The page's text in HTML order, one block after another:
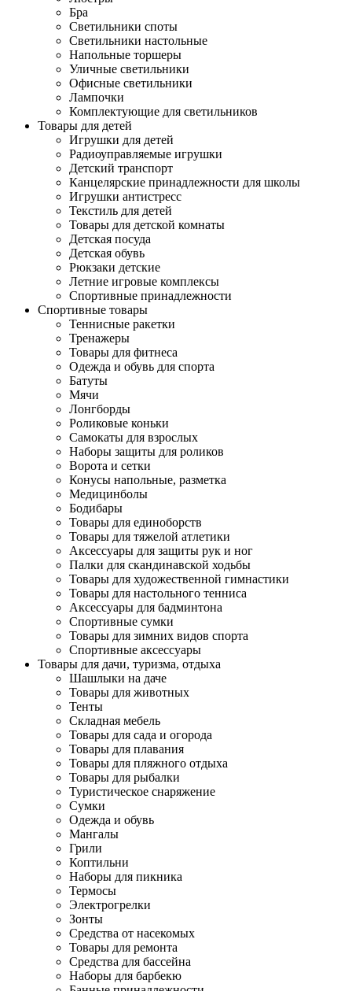
Бра
Светильники споты
Светильники настольные
Напольные торшеры
Уличные светильники
Офисные светильники
Лампочки
Комплектующие для светильников
Товары для детей
Игрушки для детей
Радиоуправляемые игрушки
Детский транспорт
Канцелярские принадлежности для школы
Игрушки антистресс
Текстиль для детей
Товары для детской комнаты
Детская посуда
Детская обувь
Рюкзаки детские
Летние игровые комплексы
Спортивные принадлежности
Спортивные товары
Теннисные ракетки
Тренажеры
Товары для фитнеса
Одежда и обувь для спорта
Батуты
Мячи
Лонгборды
Роликовые коньки
Самокаты для взрослых
Наборы защиты для роликов
Ворота и сетки
Конусы напольные, разметка
Медицинболы
Бодибары
Товары для единоборств
Товары для тяжелой атлетики
Аксессуары для защиты рук и ног
Палки для скандинавской ходьбы
Товары для художественной гимнастики
Товары для настольного тенниса
Аксессуары для бадминтона
Спортивные сумки
Товары для зимних видов спорта
Спортивные аксессуары
Товары для дачи, туризма, отдыха
Шашлыки на даче
Товары для животных
Тенты
Складная мебель
Товары для сада и огорода
Товары для плавания
Товары для пляжного отдыха
Товары для рыбалки
Туристическое снаряжение
Сумки
Одежда и обувь
Мангалы
Грили
Коптильни
Наборы для пикника
Термосы
Электрогрелки
Зонты
Средства от насекомых
Товары для ремонта
Средства для бассейна
Наборы для барбекю